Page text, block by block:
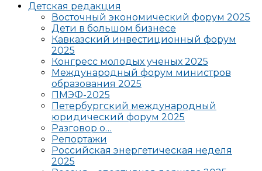
Детская редакция
Восточный экономический форум 2025
Дети в большом бизнесе
Кавказский инвестиционный форум
2025
Конгресс молодых ученых 2025
Международный форум министров
образования 2025
ПМЭФ-2025
Петербургский международный
юридический форум 2025
Разговор о…
Репортажи
Российская энергетическая неделя
2025